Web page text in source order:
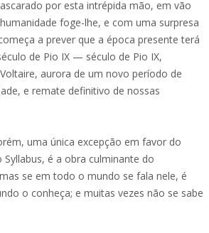
por esta intrépida mão, em vão
foge-lhe, e com uma surpresa
a prever que a época presente terá
de Pio IX — século de Pio IX,
aurora de um novo período de
e remate definitivo de nossas
uma única excepção em favor do
Syllabus, é a obra culminante do
se em todo o mundo se fala nele, é
o conheça; e muitas vezes não se sabe